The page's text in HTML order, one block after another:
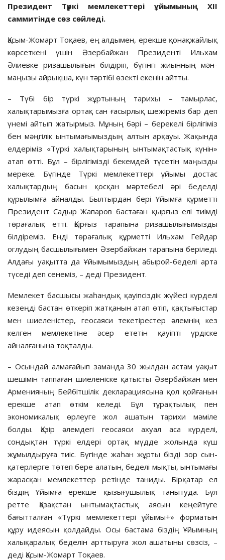
Президент Түркі мемлекеттері ұйымының ХІІ
саммитінде сөз сөйледі.
Қасым-Жомарт Тоқаев, ең алдымен, ерекше қонақжайлық
көрсеткені үшін Әзербайжан Президенті Ильхам
Әлиевке ризашылығын білдіріп, бүгінгі жиынның мән-
маңызы айрықша, күн тәртібі өзекті екенін айтты.
– Түбі бір түркі жұртының тарихы – тамырлас,
халықтарымызға ортақ сан ғасырлық шежіреміз бар деп
үнемі айтып жатырмыз. Мұның бәрі – берекелі бірлігіміз
бен мәңгілік ынтымағымыздың алтын арқауы. Жақында
елдеріміз «Түркі халықтарының ынтымақтастық күнін»
атап өтті. Бұл – бірлігімізді бекемдей түсетін маңызды
мереке. Бүгінде Түркі мемлекеттері ұйымы достас
халықтардың басын қосқан мәртебелі әрі беделді
құрылымға айналды. Былтырдан бері Ұйымға құрметті
Президент Садыр Жапаров бастаған қырғыз елі тиімді
төрағалық етті. Қырғыз тарапына ризашылығымызды
білдіреміз. Енді төрағалық құрметті Ильхам Гейдар
оглудың басшылығымен Әзербайжан тарапына беріледі.
Алдағы уақытта да Ұйымымыздың абырой-беделі арта
түседі деп сенеміз, – деді Президент.
Мемлекет басшысы жаһандық қауіпсіздік жүйесі күрделі
кезеңді бастан өткеріп жатқанын атап өтіп, қақтығыстар
мен шиеленістер, геосаяси текетірестер әлемнің кез
келген мемлекетіне әсер ететін қауіпті үрдіске
айналғанына тоқталды.
– Осындай алмағайып заманда 30 жылдан астам уақыт
шешімін таппаған шиеленіске қатысты Әзербайжан мен
Арменияның Бейбітшілік декларациясына қол қойғанын
ерекше атап өткім келеді. Бұл тұрақтылық пен
экономикалық өрлеуге жол ашатын тарихи мәміле
болды. Қазір әлемдегі геосаяси ахуал аса күрделі,
сондықтан түркі елдері ортақ мүдде жолында күш
жұмылдыруға тиіс. Бүгінде жаһан жұрты бізді зор сын-
қатерлерге төтеп бере алатын, беделі мықты, ынтымағы
жарасқан мемлекеттер ретінде таниды. Бірқатар ел
біздің Ұйымға ерекше қызығушылық танытуда. Бұл
ретте Қазақстан ынтымақтастық аясын кеңейтуге
бағытталған «Түркі мемлекеттері ұйымы+» форматын
құру идеясын қолдайды. Осы бастама біздің Ұйымның
халықаралық беделін арттыруға жол ашатыны сөзсіз, –
деді Қасым-Жомарт Тоқаев.